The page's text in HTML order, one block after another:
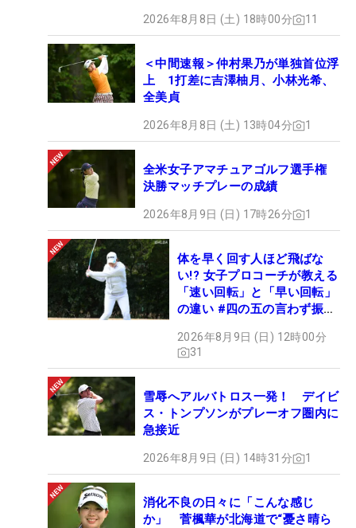
2026年8月8日 (土) 18時00分 11
＜中間速報＞仲村果乃が単独首位浮
上 1打差に吉澤柚月、小林光希、
全美貞
2026年8月8日 (土) 13時04分 1
全米女子アマチュアゴルフ選手権
決勝マッチプレーの成績
2026年8月9日 (日) 17時26分 1
体を早く回す人ほど飛ばな
い!? 女子プロコーチが教える
「速い回転」と「早い回転」
の違い #四の五の言わず振り
2026年8月9日 (日) 12時00分
31
雪辱へアルバトロス一発！ デイビ
ス・トンプソンがプレーオフ圏内に
急接近
2026年8月9日 (日) 14時31分 1
消化不良の日々に「こんな感じ
か」 菅楓華が北海道で“憂さ晴ら